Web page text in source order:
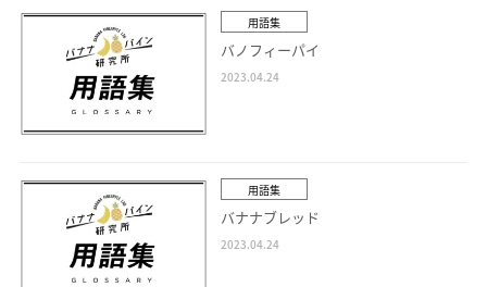
用語集
バノフィーパイ
2023.04.24
用語集
バナナブレッド
2023.04.24